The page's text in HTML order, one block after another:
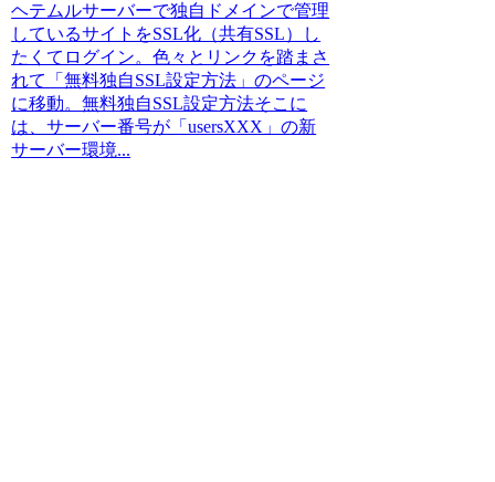
ヘテムルサーバーで独自ドメインで管理
しているサイトをSSL化（共有SSL）し
たくてログイン。色々とリンクを踏まさ
れて「無料独自SSL設定方法」のページ
に移動。無料独自SSL設定方法そこに
は、サーバー番号が「usersXXX」の新
サーバー環境...